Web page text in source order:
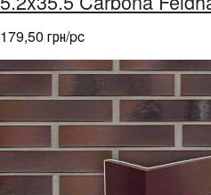
179,50 грн/pc